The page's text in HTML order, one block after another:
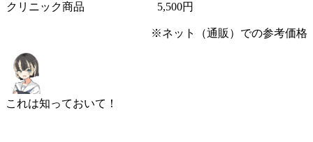
クリニック商品
5,500円
※ネット（通販）での参考価格
これは知っておいて！